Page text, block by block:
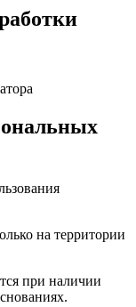
на территории
при наличии